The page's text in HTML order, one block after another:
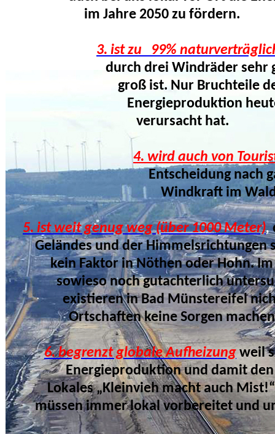
im Jahre 2050 zu fördern.
3. ist zu 99%
durch drei Windräder sehr gering,
groß ist. Nur Bruchteile des
Energieproduktion heute
verursacht hat.
4. wird auch von
Entscheidung nach ganz
Windkraft im Wald auch
5. ist weit genug weg (über 1000 Meter),
Geländes und der Himmelsrichtungen
kein Faktor in Nöthen oder Hohn. Im
sowieso noch gutachterlich
existieren in Bad Münstereifel
Ortschaften keine Sorgen
6. begrenzt globale Aufheizung weil
Energieproduktion und damit den
Lokales „Kleinvieh macht auch Mist!“
müssen immer lokal vorbereitet und